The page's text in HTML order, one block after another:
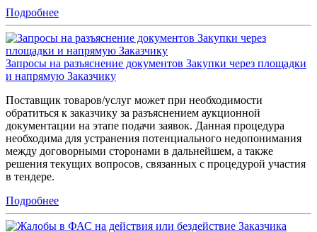
Подробнее
Запросы на разъяснение документов Закупки через площадки
и напрямую Заказчику
Поставщик товаров/услуг может при необходимости
обратиться к заказчику за разъяснением аукционной
документации на этапе подачи заявок. Данная процедура
необходима для устранения потенциального недопонимания
между договорными сторонами в дальнейшем, а также
решения текущих вопросов, связанных с процедурой участия
в тендере.
Подробнее